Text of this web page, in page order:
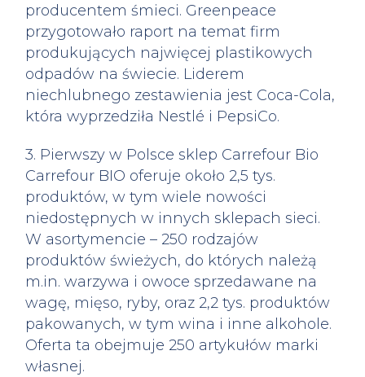
producentem śmieci. Greenpeace
przygotowało raport na temat firm
produkujących najwięcej plastikowych
odpadów na świecie. Liderem
niechlubnego zestawienia jest Coca-Cola,
która wyprzedziła Nestlé i PepsiCo.
3. Pierwszy w Polsce sklep Carrefour Bio
Carrefour BIO oferuje około 2,5 tys.
produktów, w tym wiele nowości
niedostępnych w innych sklepach sieci.
W asortymencie – 250 rodzajów
produktów świeżych, do których należą
m.in. warzywa i owoce sprzedawane na
wagę, mięso, ryby, oraz 2,2 tys. produktów
pakowanych, w tym wina i inne alkohole.
Oferta ta obejmuje 250 artykułów marki
własnej.